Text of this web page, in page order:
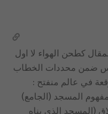
ودولة غزة 1) هذا المقال كطحن الهواء لا اول
ضمن محددات الخطاب
في عالم منفتح :
المسجد (الجامع)
(المسجد الذي بناه